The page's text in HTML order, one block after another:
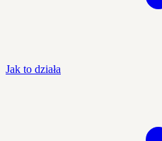
Jak to działa